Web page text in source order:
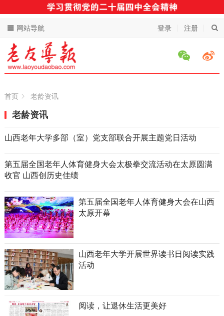
登录 注册
网站导航
首页 老龄资讯
老龄资讯
山西老年大学多部（室）党支部联合开展主题党日活动
第五届全国老年人体育健身大会太极拳交流活动在太原圆满
收官 山西创历史佳绩
第五届全国老年人体育健身大会在山西
太原开幕
山西老年大学开展世界读书日阅读实践
活动
阅读，让退休生活更美好